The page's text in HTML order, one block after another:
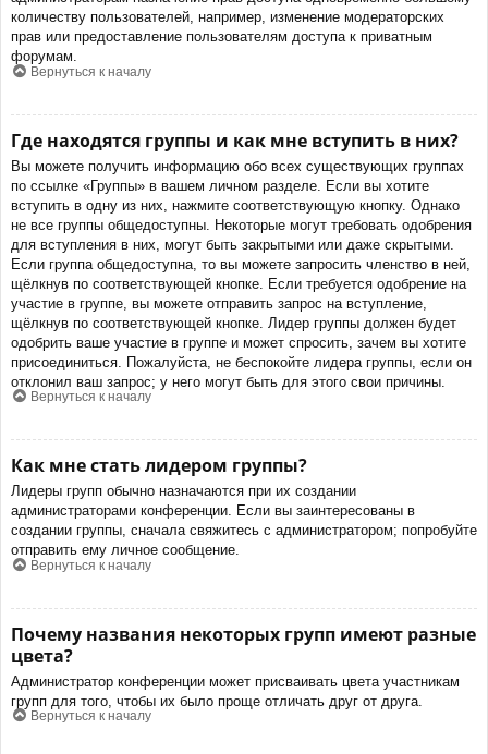
количеству пользователей, например, изменение модераторских
прав или предоставление пользователям доступа к приватным
форумам.
Вернуться к началу
Где находятся группы и как мне вступить в них?
Вы можете получить информацию обо всех существующих группах
по ссылке «Группы» в вашем личном разделе. Если вы хотите
вступить в одну из них, нажмите соответствующую кнопку. Однако
не все группы общедоступны. Некоторые могут требовать одобрения
для вступления в них, могут быть закрытыми или даже скрытыми.
Если группа общедоступна, то вы можете запросить членство в ней,
щёлкнув по соответствующей кнопке. Если требуется одобрение на
участие в группе, вы можете отправить запрос на вступление,
щёлкнув по соответствующей кнопке. Лидер группы должен будет
одобрить ваше участие в группе и может спросить, зачем вы хотите
присоединиться. Пожалуйста, не беспокойте лидера группы, если он
отклонил ваш запрос; у него могут быть для этого свои причины.
Вернуться к началу
Как мне стать лидером группы?
Лидеры групп обычно назначаются при их создании
администраторами конференции. Если вы заинтересованы в
создании группы, сначала свяжитесь с администратором; попробуйте
отправить ему личное сообщение.
Вернуться к началу
Почему названия некоторых групп имеют разные
цвета?
Администратор конференции может присваивать цвета участникам
групп для того, чтобы их было проще отличать друг от друга.
Вернуться к началу